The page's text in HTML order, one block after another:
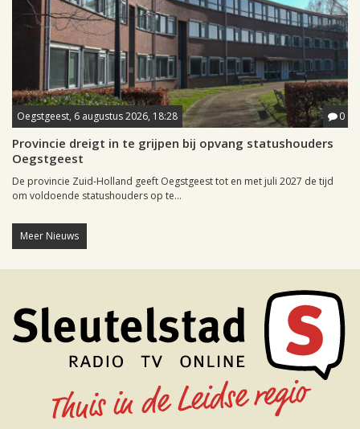
Oegstgeest, 6 augustus 2026, 18:28 0
Provincie dreigt in te grijpen bij opvang statushouders
Oegstgeest
De provincie Zuid-Holland geeft Oegstgeest tot en met juli 2027 de tijd
om voldoende statushouders op te...
Meer Nieuws